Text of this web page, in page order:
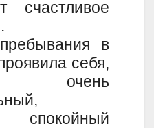
в
себя,
спокойный